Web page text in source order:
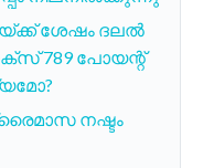
ശേഷം ദലൽ
789 പോയന്റ്
നഷ്ടം